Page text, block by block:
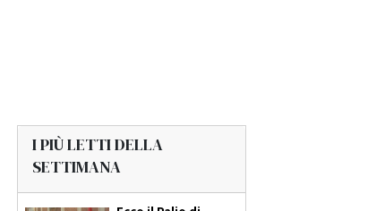
I PIÙ LETTI DELLA
SETTIMANA